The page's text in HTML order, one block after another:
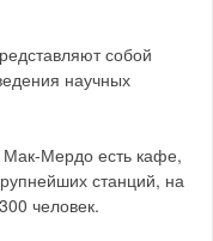
собой
научных
Мердо есть кафе,
станций, на
человек.